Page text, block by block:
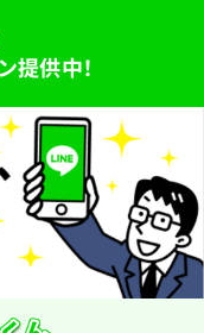
提供中！